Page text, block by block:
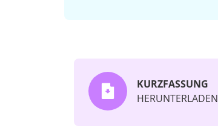
KURZFASSUNG
HERUNTERLADEN